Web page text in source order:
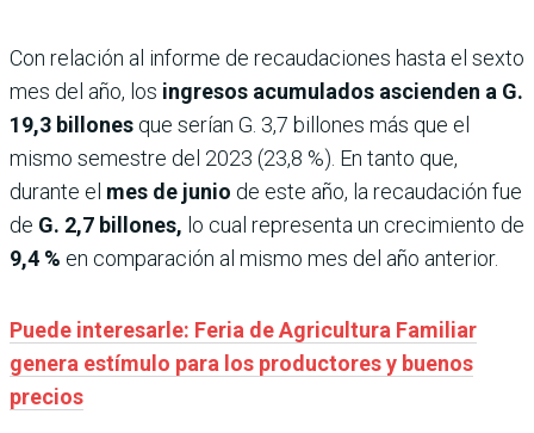
Con relación al informe de recaudaciones hasta el sexto
mes del año, los ingresos acumulados ascienden a G.
19,3 billones que serían G. 3,7 billones más que el
mismo semestre del 2023 (23,8 %). En tanto que,
durante el mes de junio de este año, la recaudación fue
de G. 2,7 billones, lo cual representa un crecimiento de
9,4 % en comparación al mismo mes del año anterior.
Puede interesarle: Feria de Agricultura Familiar
genera estímulo para los productores y buenos
precios